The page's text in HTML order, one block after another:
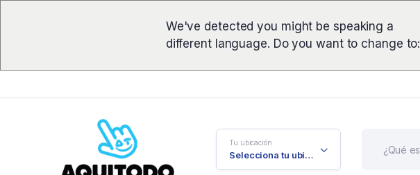
We've detected you might be speaking a
different language. Do you want to change to:
Tu ubicación
Selecciona tu ubicación